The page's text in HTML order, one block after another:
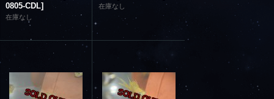
0805-CDL]
在庫なし
在庫なし